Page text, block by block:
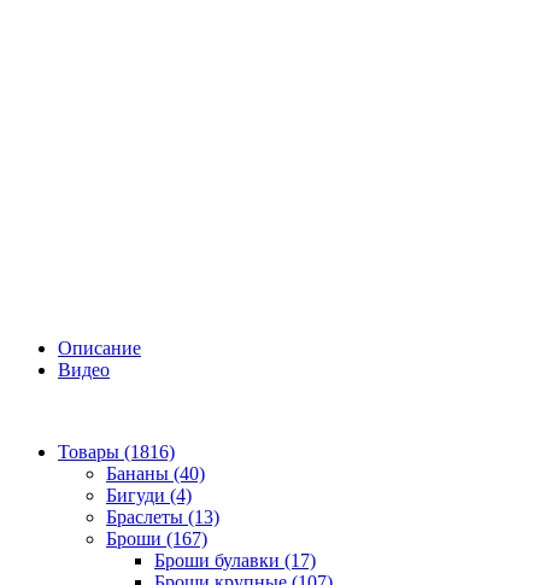
Описание
Видео
Товары (1816)
Бананы (40)
Бигуди (4)
Браслеты (13)
Броши (167)
Броши булавки (17)